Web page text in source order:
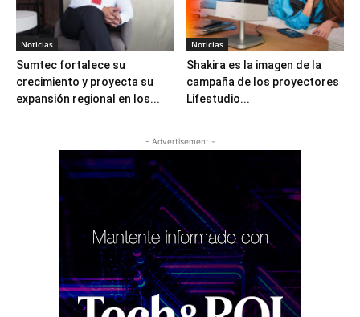
Noticias
Sumtec fortalece su
crecimiento y proyecta su
expansión regional en los...
Noticias
Shakira es la imagen de la
campaña de los proyectores
Lifestudio...
- Advertisement -